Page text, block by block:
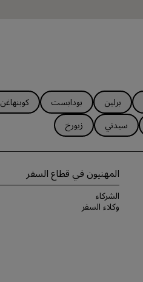
برلين بودابست كوبنهاغن
سيدني زيورخ
المهنيون في قطاع السفر
الشركاء
وكلاء السفر